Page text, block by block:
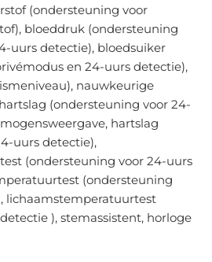
(ondersteuning voor
bloeddruk (ondersteuning
uurs detectie), bloedsuiker
en 24-uurs detectie),
nauwkeurige
(ondersteuning voor 24-
hartslag
uurs detectie),
(ondersteuning voor 24-uurs
(ondersteuning
lichaamstemperatuurtest
), stemassistent, horloge